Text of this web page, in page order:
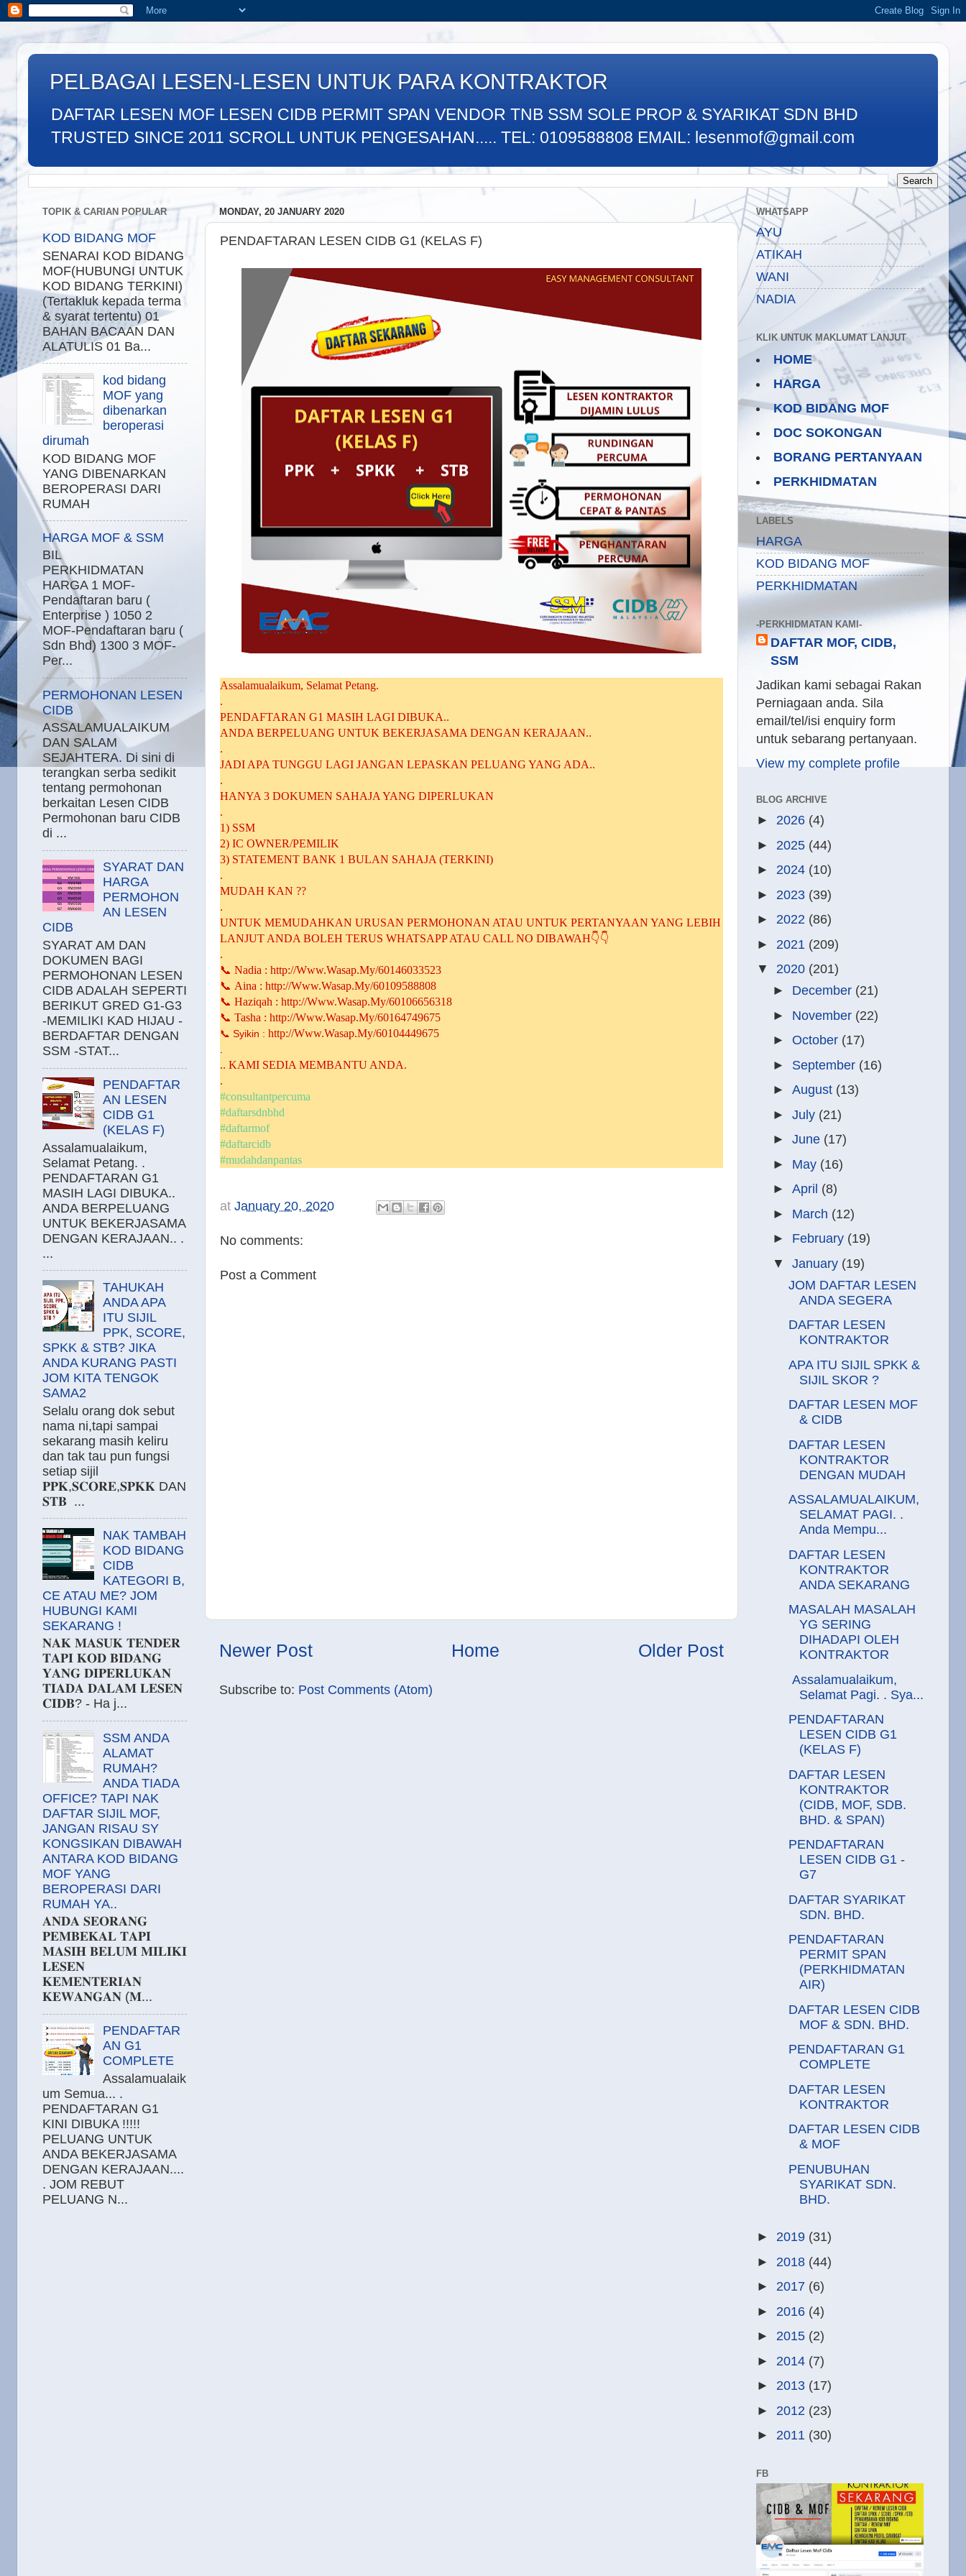
PELBAGAI LESEN-LESEN UNTUK PARA KONTRAKTOR
DAFTAR LESEN MOF LESEN CIDB PERMIT SPAN VENDOR TNB SSM SOLE PROP & SYARIKAT SDN BHD
TRUSTED SINCE 2011 SCROLL UNTUK PENGESAHAN..... TEL: 0109588808 EMAIL: lesenmof@gmail.com
MONDAY, 20 JANUARY 2020
PENDAFTARAN LESEN CIDB G1 (KELAS F)
Assalamualaikum, Selamat Petang.
.
PENDAFTARAN G1 MASIH LAGI DIBUKA..
ANDA BERPELUANG UNTUK BEKERJASAMA DENGAN KERAJAAN..
.
JADI APA TUNGGU LAGI JANGAN LEPASKAN PELUANG YANG ADA..
.
HANYA 3 DOKUMEN SAHAJA YANG DIPERLUKAN
.
1) SSM
2) IC OWNER/PEMILIK
3) STATEMENT BANK 1 BULAN SAHAJA (TERKINI)
.
MUDAH KAN ??
.
UNTUK MEMUDAHKAN URUSAN PERMOHONAN ATAU UNTUK PERTANYAAN YANG LEBIH
LANJUT ANDA BOLEH TERUS WHATSAPP ATAU CALL NO DIBAWAH👇👇
.
📞 Nadia : http://Www.Wasap.My/60146033523
📞 Aina : http://Www.Wasap.My/60109588808
📞 Haziqah : http://Www.Wasap.My/60106656318
📞 Tasha : http://Www.Wasap.My/60164749675
📞 Syikin : http://Www.Wasap.My/60104449675
.. KAMI SEDIA MEMBANTU ANDA.
.
#consultantpercuma
#daftarsdnbhd
#daftarmof
#daftarcidb
#mudahdanpantas
at January 20, 2020
No comments:
Post a Comment
Newer Post Older Post
Home
Subscribe to: Post Comments (Atom)
TOPIK & CARIAN POPULAR
KOD BIDANG MOF
SENARAI KOD BIDANG
MOF(HUBUNGI UNTUK
KOD BIDANG TERKINI)
(Tertakluk kepada terma
& syarat tertentu) 01
BAHAN BACAAN DAN
ALATULIS 01 Ba...
kod bidang
MOF yang
dibenarkan
beroperasi
dirumah
KOD BIDANG MOF
YANG DIBENARKAN
BEROPERASI DARI
RUMAH
HARGA MOF & SSM
BIL
PERKHIDMATAN
HARGA 1 MOF-
Pendaftaran baru (
Enterprise ) 1050 2
MOF-Pendaftaran baru (
Sdn Bhd) 1300 3 MOF-
Per...
PERMOHONAN LESEN
CIDB
ASSALAMUALAIKUM
DAN SALAM
SEJAHTERA. Di sini di
terangkan serba sedikit
tentang permohonan
berkaitan Lesen CIDB
Permohonan baru CIDB
di ...
SYARAT DAN
HARGA
PERMOHON
AN LESEN
CIDB
SYARAT AM DAN
DOKUMEN BAGI
PERMOHONAN LESEN
CIDB ADALAH SEPERTI
BERIKUT GRED G1-G3
-MEMILIKI KAD HIJAU -
BERDAFTAR DENGAN
SSM -STAT...
PENDAFTAR
AN LESEN
CIDB G1
(KELAS F)
Assalamualaikum,
Selamat Petang. .
PENDAFTARAN G1
MASIH LAGI DIBUKA..
ANDA BERPELUANG
UNTUK BEKERJASAMA
DENGAN KERAJAAN.. .
...
TAHUKAH
ANDA APA
ITU SIJIL
PPK, SCORE,
SPKK & STB? JIKA
ANDA KURANG PASTI
JOM KITA TENGOK
SAMA2
Selalu orang dok sebut
nama ni,tapi sampai
sekarang masih keliru
dan tak tau pun fungsi
setiap sijil
𝐏𝐏𝐊,𝐒𝐂𝐎𝐑𝐄,𝐒𝐏𝐊𝐊 DAN
𝐒𝐓𝐁 ...
NAK TAMBAH
KOD BIDANG
CIDB
KATEGORI B,
CE ATAU ME? JOM
HUBUNGI KAMI
SEKARANG !
𝐍𝐀𝐊 𝐌𝐀𝐒𝐔𝐊 𝐓𝐄𝐍𝐃𝐄𝐑
𝐓𝐀𝐏𝐈 𝐊𝐎𝐃 𝐁𝐈𝐃𝐀𝐍𝐆
𝐘𝐀𝐍𝐆 𝐃𝐈𝐏𝐄𝐑𝐋𝐔𝐊𝐀𝐍
𝐓𝐈𝐀𝐃𝐀 𝐃𝐀𝐋𝐀𝐌 𝐋𝐄𝐒𝐄𝐍
𝐂𝐈𝐃𝐁? - Ha j...
SSM ANDA
ALAMAT
RUMAH?
ANDA TIADA
OFFICE? TAPI NAK
DAFTAR SIJIL MOF,
JANGAN RISAU SY
KONGSIKAN DIBAWAH
ANTARA KOD BIDANG
MOF YANG
BEROPERASI DARI
RUMAH YA..
𝐀𝐍𝐃𝐀 𝐒𝐄𝐎𝐑𝐀𝐍𝐆
𝐏𝐄𝐌𝐁𝐄𝐊𝐀𝐋 𝐓𝐀𝐏𝐈
𝐌𝐀𝐒𝐈𝐇 𝐁𝐄𝐋𝐔𝐌 𝐌𝐈𝐋𝐈𝐊𝐈
𝐋𝐄𝐒𝐄𝐍
𝐊𝐄𝐌𝐄𝐍𝐓𝐄𝐑𝐈𝐀𝐍
𝐊𝐄𝐖𝐀𝐍𝐆𝐀𝐍 (𝐌...
PENDAFTAR
AN G1
COMPLETE
Assalamualaik
um Semua... .
PENDAFTARAN G1
KINI DIBUKA !!!!!
PELUANG UNTUK
ANDA BEKERJASAMA
DENGAN KERAJAAN....
. JOM REBUT
PELUANG N...
WHATSAPP
AYU
ATIKAH
WANI
NADIA
KLIK UNTUK MAKLUMAT LANJUT
HOME
HARGA
KOD BIDANG MOF
DOC SOKONGAN
BORANG PERTANYAAN
PERKHIDMATAN
LABELS
HARGA
KOD BIDANG MOF
PERKHIDMATAN
-PERKHIDMATAN KAMI-
DAFTAR MOF, CIDB,
SSM
Jadikan kami sebagai Rakan
Perniagaan anda. Sila
email/tel/isi enquiry form
untuk sebarang pertanyaan.
View my complete profile
BLOG ARCHIVE
► 2026 (4)
► 2025 (44)
► 2024 (10)
► 2023 (39)
► 2022 (86)
► 2021 (209)
▼ 2020 (201)
► December (21)
► November (22)
► October (17)
► September (16)
► August (13)
► July (21)
► June (17)
► May (16)
► April (8)
► March (12)
► February (19)
▼ January (19)
JOM DAFTAR LESEN
ANDA SEGERA
DAFTAR LESEN
KONTRAKTOR
APA ITU SIJIL SPKK &
SIJIL SKOR ?
DAFTAR LESEN MOF
& CIDB
DAFTAR LESEN
KONTRAKTOR
DENGAN MUDAH
ASSALAMUALAIKUM,
SELAMAT PAGI. .
Anda Mempu...
DAFTAR LESEN
KONTRAKTOR
ANDA SEKARANG
MASALAH MASALAH
YG SERING
DIHADAPI OLEH
KONTRAKTOR
Assalamualaikum,
Selamat Pagi. . Sya...
PENDAFTARAN
LESEN CIDB G1
(KELAS F)
DAFTAR LESEN
KONTRAKTOR
(CIDB, MOF, SDB.
BHD. & SPAN)
PENDAFTARAN
LESEN CIDB G1 -
G7
DAFTAR SYARIKAT
SDN. BHD.
PENDAFTARAN
PERMIT SPAN
(PERKHIDMATAN
AIR)
DAFTAR LESEN CIDB
MOF & SDN. BHD.
PENDAFTARAN G1
COMPLETE
DAFTAR LESEN
KONTRAKTOR
DAFTAR LESEN CIDB
& MOF
PENUBUHAN
SYARIKAT SDN.
BHD.
► 2019 (31)
► 2018 (44)
► 2017 (6)
► 2016 (4)
► 2015 (2)
► 2014 (7)
► 2013 (17)
► 2012 (23)
► 2011 (30)
FB